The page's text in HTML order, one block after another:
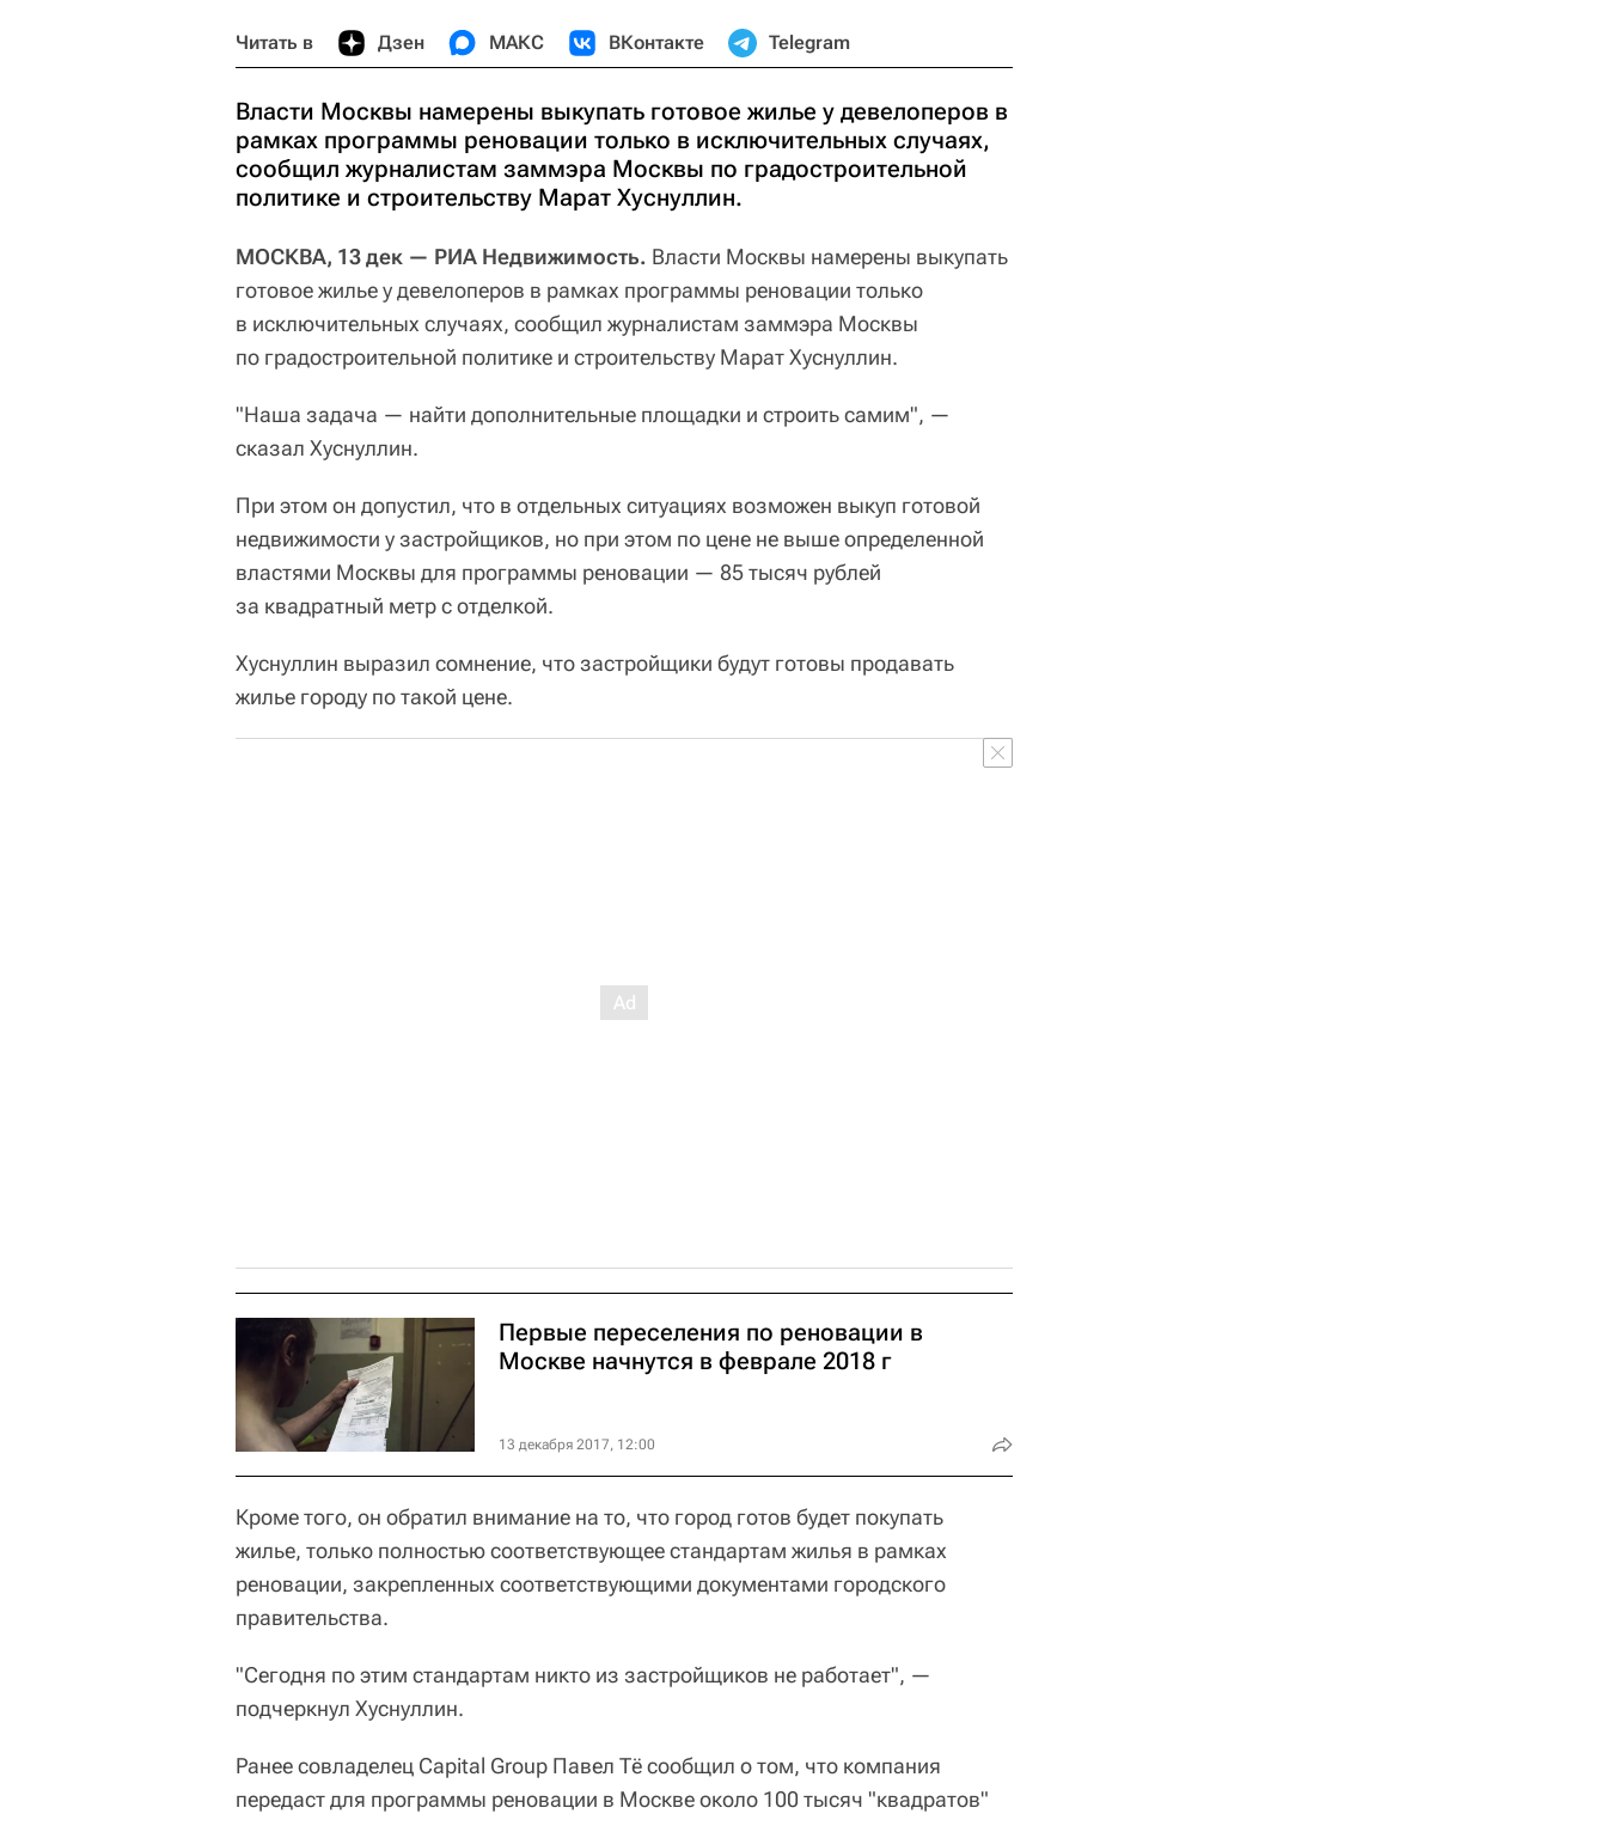
Читать в Дзен МАКС ВКонтакте Telegram
Власти Москвы намерены выкупать готовое жилье у девелоперов в
рамках программы реновации только в исключительных случаях,
сообщил журналистам заммэра Москвы по градостроительной
политике и строительству Марат Хуснуллин.
МОСКВА, 13 дек — РИА Недвижимость. Власти Москвы намерены выкупать
готовое жилье у девелоперов в рамках программы реновации только
в исключительных случаях, сообщил журналистам заммэра Москвы
по градостроительной политике и строительству Марат Хуснуллин.
"Наша задача — найти дополнительные площадки и строить самим", —
сказал Хуснуллин.
При этом он допустил, что в отдельных ситуациях возможен выкуп готовой
недвижимости у застройщиков, но при этом по цене не выше определенной
властями Москвы для программы реновации — 85 тысяч рублей
за квадратный метр с отделкой.
Хуснуллин выразил сомнение, что застройщики будут готовы продавать
жилье городу по такой цене.
Первые переселения по реновации в
Москве начнутся в феврале 2018 г
13 декабря 2017, 12:00
Кроме того, он обратил внимание на то, что город готов будет покупать
жилье, только полностью соответствующее стандартам жилья в рамках
реновации, закрепленных соответствующими документами городского
правительства.
"Сегодня по этим стандартам никто из застройщиков не работает", —
подчеркнул Хуснуллин.
Ранее совладелец Capital Group Павел Тё сообщил о том, что компания
передаст для программы реновации в Москве около 100 тысяч "квадратов"